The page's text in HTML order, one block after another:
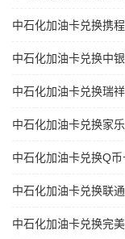
中石化加油卡兑换携
中石化加油卡兑换中
中石化加油卡兑换瑞
中石化加油卡兑换家
中石化加油卡兑换Q币
中石化加油卡兑换联
中石化加油卡兑换完